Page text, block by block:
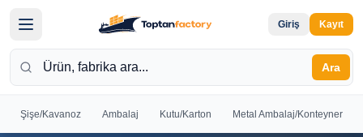
Giriş Kayıt
Ara
Şişe/Kavanoz Ambalaj Kutu/Karton Metal Ambalaj/Konteyner